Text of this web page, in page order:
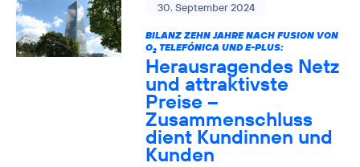
30. September 2024
BILANZ ZEHN JAHRE NACH FUSION VON
O2TELEFÓNICA UND E-PLUS:
Herausragendes Netz
und attraktivste
Preise –
Zusammenschluss
dient Kundinnen und
Kunden